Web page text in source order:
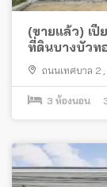
(ขายแล้ว) เ
ที่ดินบางบัวท
ถนนเทศบาล 2
3 ห้องนอน